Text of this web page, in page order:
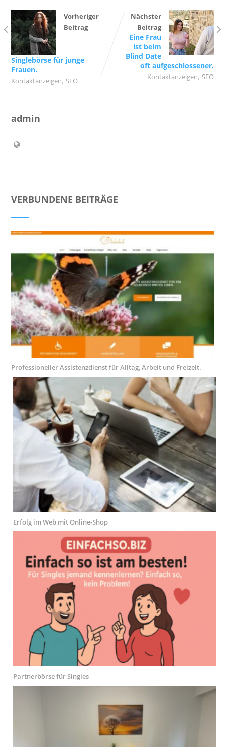
Vorheriger
Beitrag
Singlebörse für junge
Frauen.
Kontaktanzeigen, SEO
Nächster
Beitrag
Eine Frau
ist beim
Blind Date
oft aufgeschlossener.
Kontaktanzeigen, SEO
admin
VERBUNDENE BEITRÄGE
Professioneller Assistenzdienst für Alltag, Arbeit und Freizeit.
Erfolg im Web mit Online-Shop
Partnerbörse für Singles